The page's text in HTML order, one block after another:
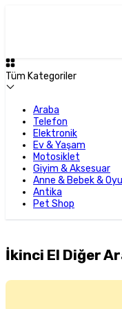
Tüm Kategoriler
Araba
Telefon
Elektronik
Ev & Yaşam
Motosiklet
Giyim & Aksesuar
Anne & Bebek &
Antika
Pet Shop
İkinci El Diğer